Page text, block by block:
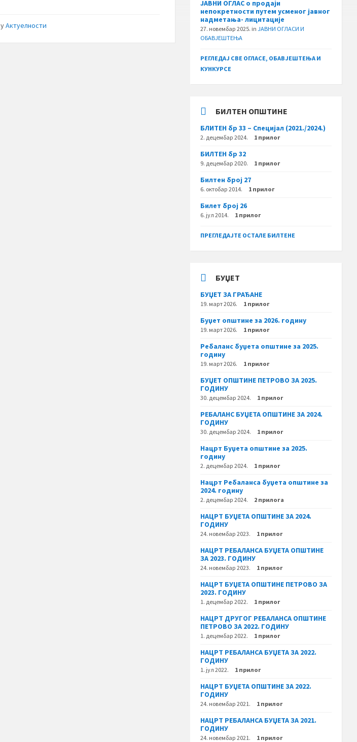
уАктуелности
ЈАВНИ ОГЛАС о продаји
непокретности путем усменог јавног
надметања- лицитације
27. новембар 2025. inЈАВНИ ОГЛАСИ И
ОБАВЈЕШТЕЊА
РЕГЛЕДАЈ СВЕ ОГЛАСЕ, ОБАВЈЕШТЕЊА И
КУНКУРСЕ
БИЛТЕН ОПШТИНЕ
БЛИТЕН бр 33 – Специјал (2021./2024.)
2. децембар 2024. 1 прилог
БИЛТЕН бр 32
9. децембар 2020. 1 прилог
Билтен број 27
6. октобар 2014. 1 прилог
Билет број 26
6. јул 2014. 1 прилог
ПРЕГЛЕДАЈТЕ ОСТАЛЕ БИЛТЕНЕ
БУЏЕТ
БУЏЕТ ЗА ГРАЂАНЕ
19. март 2026. 1 прилог
Буџет општине за 2026. годину
19. март 2026. 1 прилог
Ребаланс буџета општине за 2025.
годину
19. март 2026. 1 прилог
БУЏЕТ ОПШТИНЕ ПЕТРОВО ЗА 2025.
ГОДИНУ
30. децембар 2024. 1 прилог
РЕБАЛАНС БУЏЕТА ОПШТИНЕ ЗА 2024.
ГОДИНУ
30. децембар 2024. 1 прилог
Нацрт Буџета општине за 2025.
годину
2. децембар 2024. 1 прилог
Нацрт Ребаланса буџета општине за
2024. годину
2. децембар 2024. 2 прилога
НАЦРТ БУЏЕТА ОПШТИНЕ ЗА 2024.
ГОДИНУ
24. новембар 2023. 1 прилог
НАЦРТ РЕБАЛАНСА БУЏЕТА ОПШТИНЕ
ЗА 2023. ГОДИНУ
24. новембар 2023. 1 прилог
НАЦРТ БУЏЕТА ОПШТИНЕ ПЕТРОВО ЗА
2023. ГОДИНУ
1. децембар 2022. 1 прилог
НАЦРТ ДРУГОГ РЕБАЛАНСА ОПШТИНЕ
ПЕТРОВО ЗА 2022. ГОДИНУ
1. децембар 2022. 1 прилог
НАЦРТ РЕБАЛАНСА БУЏЕТА ЗА 2022.
ГОДИНУ
1. јул 2022. 1 прилог
НАЦРТ БУЏЕТА ОПШТИНЕ ЗА 2022.
ГОДИНУ
24. новембар 2021. 1 прилог
НАЦРТ РЕБАЛАНСА БУЏЕТА ЗА 2021.
ГОДИНУ
24. новембар 2021. 1 прилог